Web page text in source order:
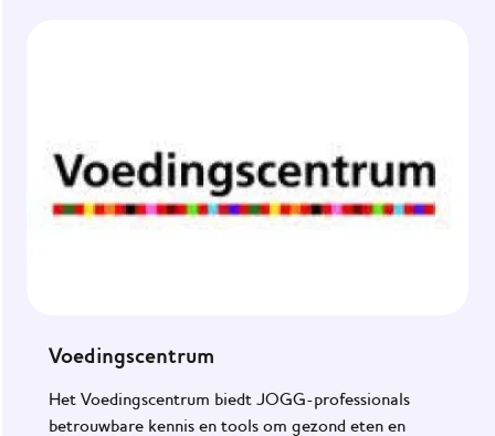
Voedingscentrum
Het Voedingscentrum biedt JOGG-professionals
betrouwbare kennis en tools om gezond eten en